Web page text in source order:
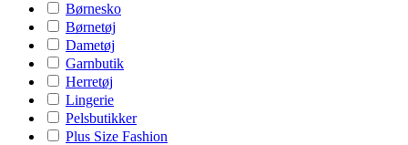
Børnesko
Børnetøj
Dametøj
Garnbutik
Herretøj
Lingerie
Pelsbutikker
Plus Size Fashion